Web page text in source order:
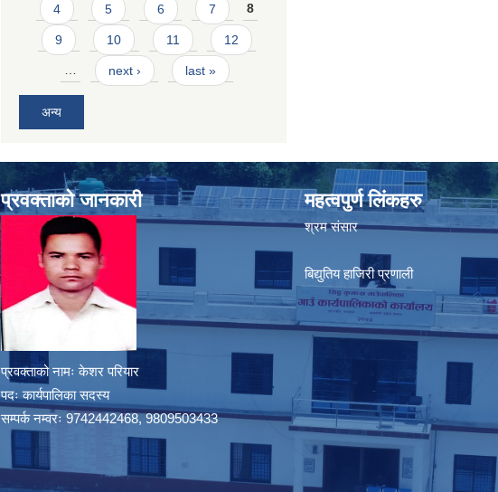
4 5 6 7 8
9 10 11 12
… next › last »
अन्य
प्रवक्ताको जानकारी
प्रवक्ताको नामः केशर परियार
पदः कार्यपालिका सदस्य
सम्पर्क नम्वरः 9742442468, 9809503433
महत्वपुर्ण लिंकहरु
श्रम संसार
बिद्युतिय हाजिरी प्रणाली